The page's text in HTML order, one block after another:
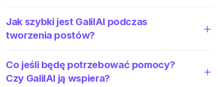
Jak szybki jest GalilAI podczas
tworzenia postów?
Co jeśli będę potrzebować pomocy?
Czy GalilAI ją wspiera?